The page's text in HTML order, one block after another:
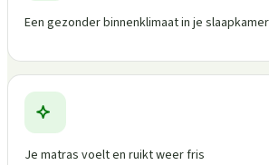
Een gezonder binnenklimaat in je slaapkamer
Je matras voelt en ruikt weer fris